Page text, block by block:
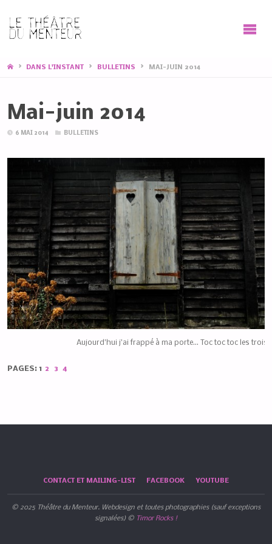
HOMEDANS L'INSTANT BULLETINS MAI-JUIN 2014
Mai-juin 2014
6 MAI 2014 BULLETINS
Aujourd’hui j’ai frappé à ma porte… Toc toc toc les trois
PAGES: 1 2 3 4
CONTACT ET MAILING-LIST FACEBOOK YOUTUBE
© 2025 Théâtre du Menteur. Webdesign et toutes photographies (sauf exceptions
signalées) © Timor Rocks !